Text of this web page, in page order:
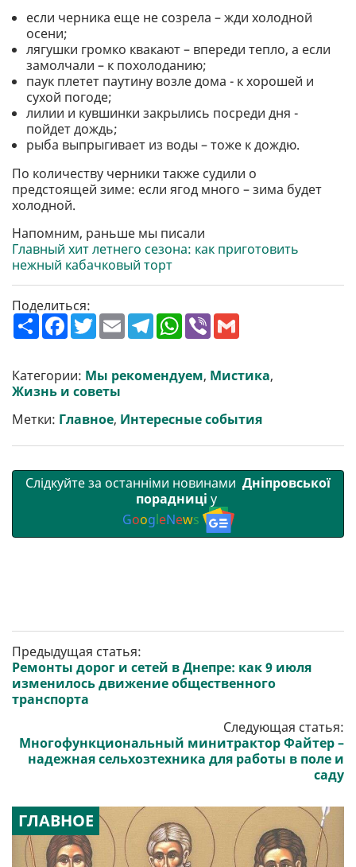
если черника еще не созрела – жди холодной
осени;
лягушки громко квакают – впереди тепло, а если
замолчали – к похолоданию;
паук плетет паутину возле дома - к хорошей и
сухой погоде;
лилии и кувшинки закрылись посреди дня -
пойдет дождь;
рыба выпрыгивает из воды – тоже к дождю.
По количеству черники также судили о
предстоящей зиме: если ягод много – зима будет
холодной.
Напомним, раньше мы писали
Главный хит летнего сезона: как приготовить
нежный кабачковый торт
Поделиться:
П
о
р
и
т
F
a
b
o
o
T
w
t
e
r
E
m
l
T
e
g
r
W
h
s
A
V
r l
Категории: Мы рекомендуем, Мистика,
Жизнь и советы
Метки: Главное, Интересные события
Слідкуйте за останніми новинами Дніпровської
порадниці у
GoogleNews
Предыдущая статья:
Ремонты дорог и сетей в Днепре: как 9 июля
изменилось движение общественного
транспорта
Следующая статья:
Многофункциональный минитрактор Файтер –
надежная сельхозтехника для работы в поле и
саду
ГЛАВНОЕ